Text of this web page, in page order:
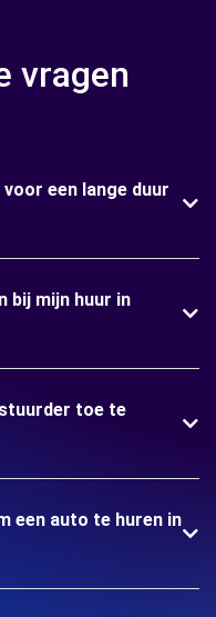
vragen
een lange duur
bij mijn huur in
toe te
een auto te huren in